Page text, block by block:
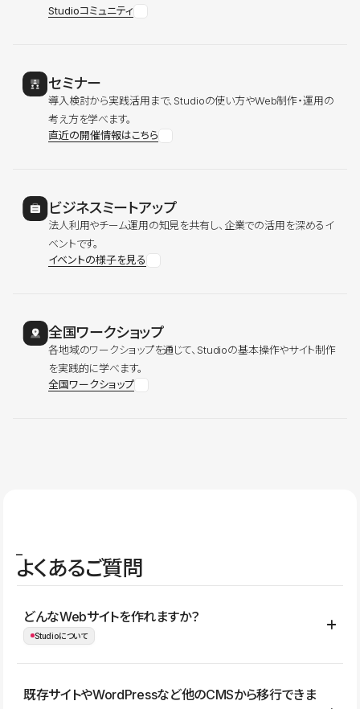
Studioコミュニティ
セミナー
導入検討から実践活用まで、Studioの使い方やWeb制作・運用の
考え方を学べます。
直近の開催情報はこちら
ビジネスミートアップ
法人利用やチーム運用の知見を共有し、企業での活用を深めるイ
ベントです。
イベントの様子を見る
全国ワークショップ
各地域のワークショップを通じて、Studioの基本操作やサイト制作
を実践的に学べます。
全国ワークショップ
よくあるご質問
どんなWebサイトを作れますか？
Studioについて
コーポレートサイト、サービスサイト、LP、採用サイト、ブロ
既存サイトやWordPressなど他のCMSから移行できま